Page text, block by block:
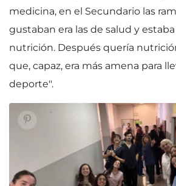
medicina, en el Secundario las
gustaban era las de salud y
nutrición. Después quería
que, capaz, era más amena para
deporte".